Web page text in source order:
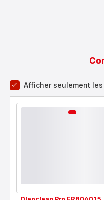
Afficher seulement